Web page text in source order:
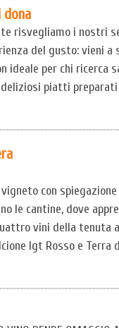
dona
risvegliamo i nostri
del gusto: vieni
ideale per chi
piatti preparati
con
le cantine, dove
vini della tenuta
Igt Rosso e Terra